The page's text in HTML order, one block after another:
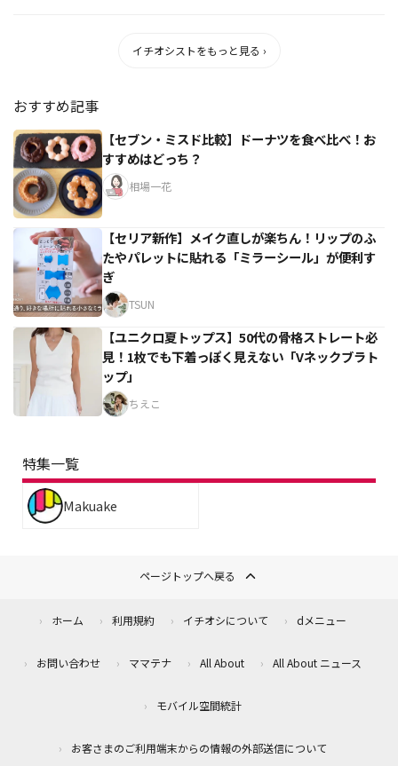
イチオシストをもっと見る ›
おすすめ記事
【セブン・ミスド比較】ドーナツを食べ比べ！お
すすめはどっち？
相場一花
【セリア新作】メイク直しが楽ちん！リップのふ
たやパレットに貼れる「ミラーシール」が便利す
ぎ
TSUN
【ユニクロ夏トップス】50代の骨格ストレート必
見！1枚でも下着っぽく見えない「Vネックブラト
ップ」
ちえこ
特集一覧
Makuake
ページトップへ戻る
ホーム 利用規約 イチオシについて dメニュー
お問い合わせ ママテナ All About All About ニュース
モバイル空間統計
お客さまのご利用端末からの情報の外部送信について